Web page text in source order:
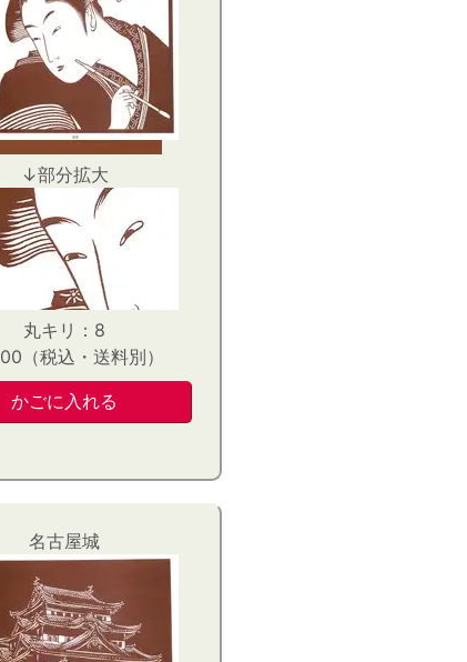
↓部分拡大
丸キリ：8
（税込・送料別）
名古屋城